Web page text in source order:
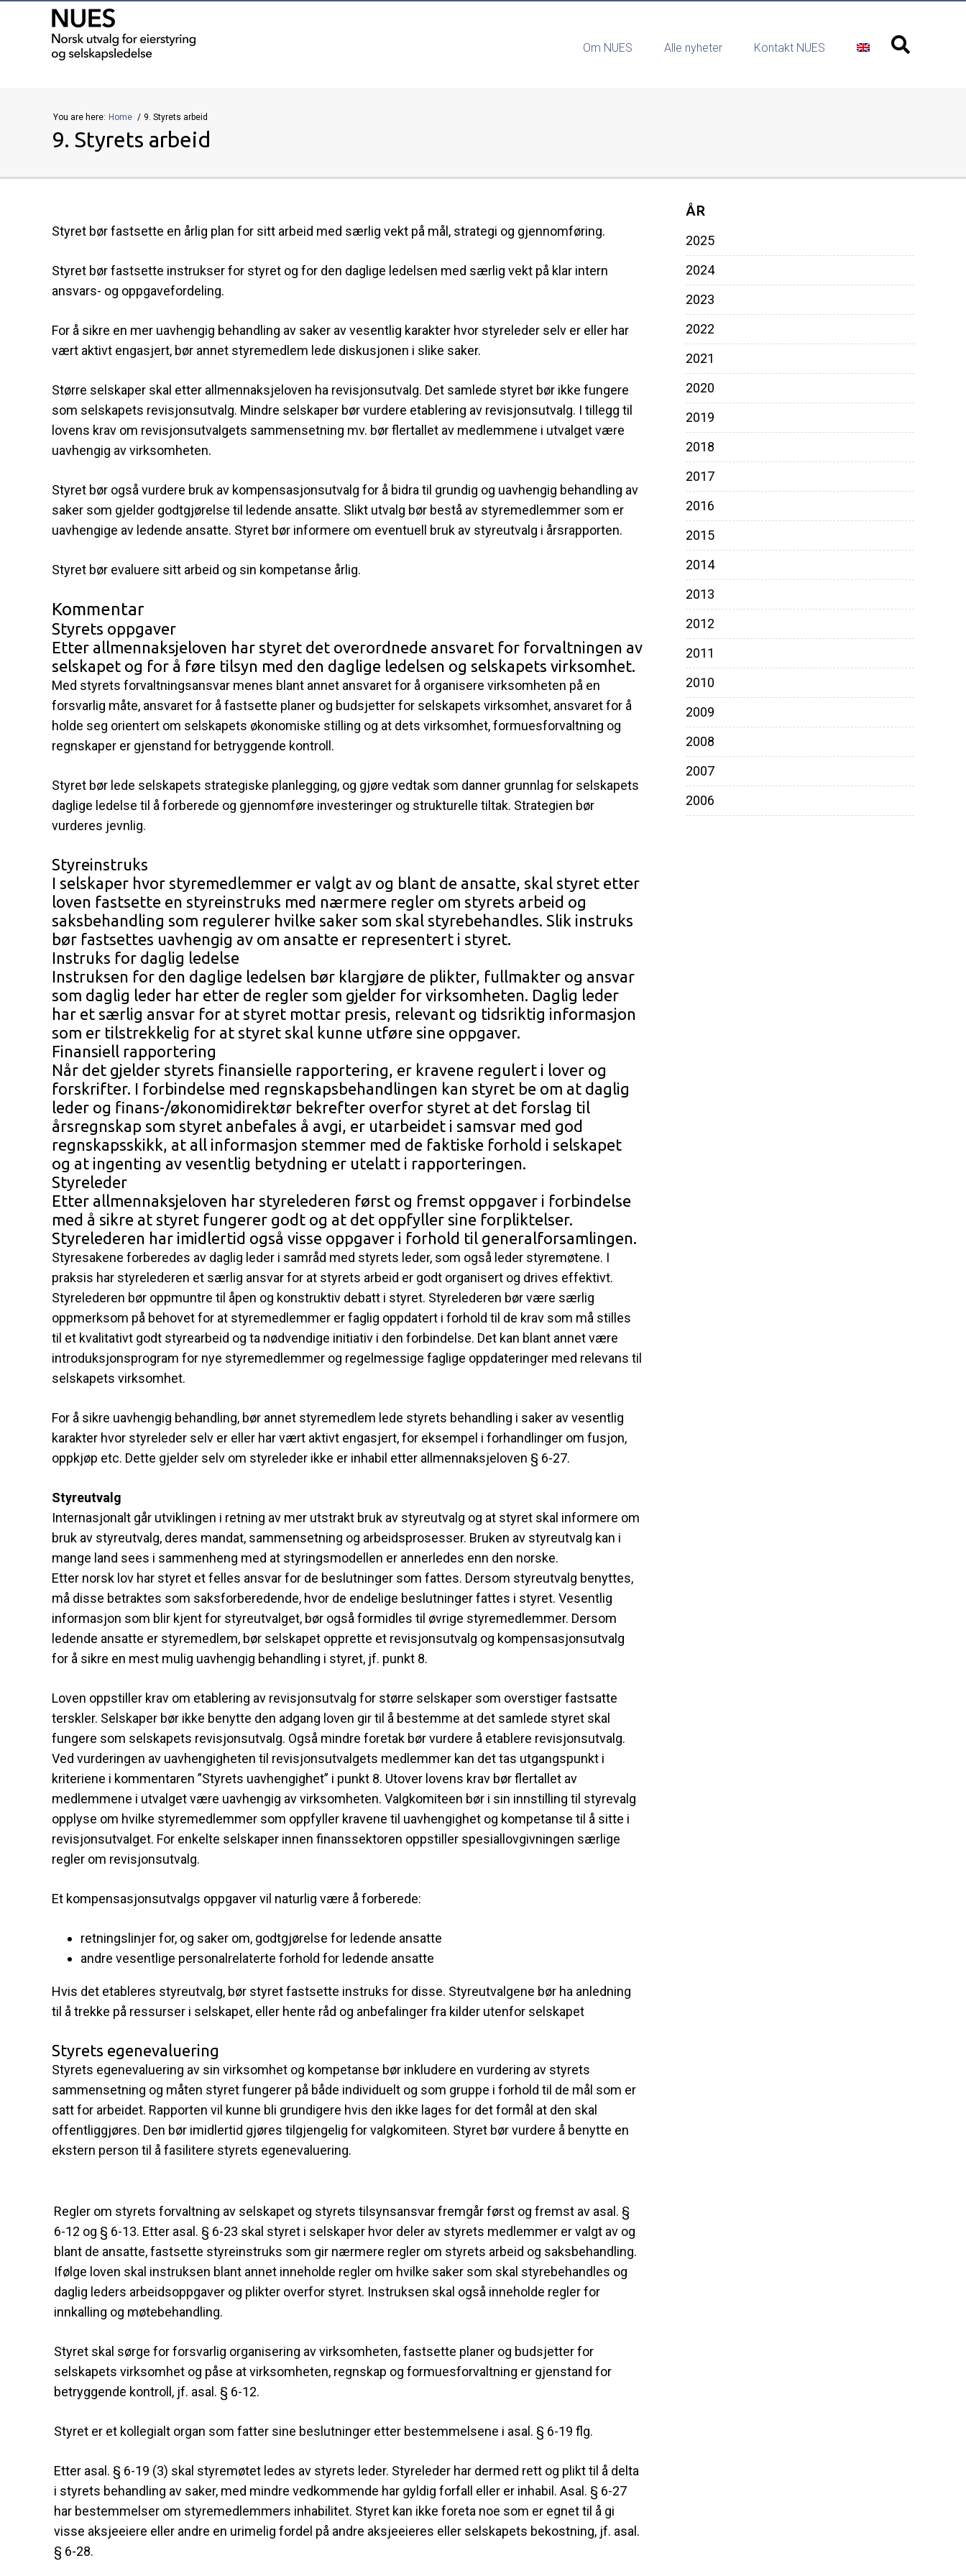
Om NUES Alle nyheter Kontakt NUES
You are here: Home 9. Styrets arbeid
9. Styrets arbeid
Styret bør fastsette en årlig plan for sitt arbeid med særlig vekt på mål, strategi og gjennomføring.
Styret bør fastsette instrukser for styret og for den daglige ledelsen med særlig vekt på klar intern
ansvars- og oppgavefordeling.
For å sikre en mer uavhengig behandling av saker av vesentlig karakter hvor styreleder selv er eller har
vært aktivt engasjert, bør annet styremedlem lede diskusjonen i slike saker.
Større selskaper skal etter allmennaksjeloven ha revisjonsutvalg. Det samlede styret bør ikke fungere
som selskapets revisjonsutvalg. Mindre selskaper bør vurdere etablering av revisjonsutvalg. I tillegg til
lovens krav om revisjonsutvalgets sammensetning mv. bør flertallet av medlemmene i utvalget være
uavhengig av virksomheten.
Styret bør også vurdere bruk av kompensasjonsutvalg for å bidra til grundig og uavhengig behandling av
saker som gjelder godtgjørelse til ledende ansatte. Slikt utvalg bør bestå av styremedlemmer som er
uavhengige av ledende ansatte. Styret bør informere om eventuell bruk av styreutvalg i årsrapporten.
Styret bør evaluere sitt arbeid og sin kompetanse årlig.
Kommentar
Styrets oppgaver
Etter allmennaksjeloven har styret det overordnede ansvaret for forvaltningen av
selskapet og for å føre tilsyn med den daglige ledelsen og selskapets virksomhet.
Med styrets forvaltningsansvar menes blant annet ansvaret for å organisere virksomheten på en
forsvarlig måte, ansvaret for å fastsette planer og budsjetter for selskapets virksomhet, ansvaret for å
holde seg orientert om selskapets økonomiske stilling og at dets virksomhet, formuesforvaltning og
regnskaper er gjenstand for betryggende kontroll.
Styret bør lede selskapets strategiske planlegging, og gjøre vedtak som danner grunnlag for selskapets
daglige ledelse til å forberede og gjennomføre investeringer og strukturelle tiltak. Strategien bør
vurderes jevnlig.
Styreinstruks
I selskaper hvor styremedlemmer er valgt av og blant de ansatte, skal styret etter
loven fastsette en styreinstruks med nærmere regler om styrets arbeid og
saksbehandling som regulerer hvilke saker som skal styrebehandles. Slik instruks
bør fastsettes uavhengig av om ansatte er representert i styret.
Instruks for daglig ledelse
Instruksen for den daglige ledelsen bør klargjøre de plikter, fullmakter og ansvar
som daglig leder har etter de regler som gjelder for virksomheten. Daglig leder
har et særlig ansvar for at styret mottar presis, relevant og tidsriktig informasjon
som er tilstrekkelig for at styret skal kunne utføre sine oppgaver.
Finansiell rapportering
Når det gjelder styrets finansielle rapportering, er kravene regulert i lover og
forskrifter. I forbindelse med regnskapsbehandlingen kan styret be om at daglig
leder og finans-/økonomidirektør bekrefter overfor styret at det forslag til
årsregnskap som styret anbefales å avgi, er utarbeidet i samsvar med god
regnskapsskikk, at all informasjon stemmer med de faktiske forhold i selskapet
og at ingenting av vesentlig betydning er utelatt i rapporteringen.
Styreleder
Etter allmennaksjeloven har styrelederen først og fremst oppgaver i forbindelse
med å sikre at styret fungerer godt og at det oppfyller sine forpliktelser.
Styrelederen har imidlertid også visse oppgaver i forhold til generalforsamlingen.
Styresakene forberedes av daglig leder i samråd med styrets leder, som også leder styremøtene. I
praksis har styrelederen et særlig ansvar for at styrets arbeid er godt organisert og drives effektivt.
Styrelederen bør oppmuntre til åpen og konstruktiv debatt i styret. Styrelederen bør være særlig
oppmerksom på behovet for at styremedlemmer er faglig oppdatert i forhold til de krav som må stilles
til et kvalitativt godt styrearbeid og ta nødvendige initiativ i den forbindelse. Det kan blant annet være
introduksjonsprogram for nye styremedlemmer og regelmessige faglige oppdateringer med relevans til
selskapets virksomhet.
For å sikre uavhengig behandling, bør annet styremedlem lede styrets behandling i saker av vesentlig
karakter hvor styreleder selv er eller har vært aktivt engasjert, for eksempel i forhandlinger om fusjon,
oppkjøp etc. Dette gjelder selv om styreleder ikke er inhabil etter allmennaksjeloven § 6-27.
Styreutvalg
Internasjonalt går utviklingen i retning av mer utstrakt bruk av styreutvalg og at styret skal informere om
bruk av styreutvalg, deres mandat, sammensetning og arbeidsprosesser. Bruken av styreutvalg kan i
mange land sees i sammenheng med at styringsmodellen er annerledes enn den norske.
Etter norsk lov har styret et felles ansvar for de beslutninger som fattes. Dersom styreutvalg benyttes,
må disse betraktes som saksforberedende, hvor de endelige beslutninger fattes i styret. Vesentlig
informasjon som blir kjent for styreutvalget, bør også formidles til øvrige styremedlemmer. Dersom
ledende ansatte er styremedlem, bør selskapet opprette et revisjonsutvalg og kompensasjonsutvalg
for å sikre en mest mulig uavhengig behandling i styret, jf. punkt 8.
Loven oppstiller krav om etablering av revisjonsutvalg for større selskaper som overstiger fastsatte
terskler. Selskaper bør ikke benytte den adgang loven gir til å bestemme at det samlede styret skal
fungere som selskapets revisjonsutvalg. Også mindre foretak bør vurdere å etablere revisjonsutvalg.
Ved vurderingen av uavhengigheten til revisjonsutvalgets medlemmer kan det tas utgangspunkt i
kriteriene i kommentaren ”Styrets uavhengighet” i punkt 8. Utover lovens krav bør flertallet av
medlemmene i utvalget være uavhengig av virksomheten. Valgkomiteen bør i sin innstilling til styrevalg
opplyse om hvilke styremedlemmer som oppfyller kravene til uavhengighet og kompetanse til å sitte i
revisjonsutvalget. For enkelte selskaper innen finanssektoren oppstiller spesiallovgivningen særlige
regler om revisjonsutvalg.
Et kompensasjonsutvalgs oppgaver vil naturlig være å forberede:
retningslinjer for, og saker om, godtgjørelse for ledende ansatte
andre vesentlige personalrelaterte forhold for ledende ansatte
Hvis det etableres styreutvalg, bør styret fastsette instruks for disse. Styreutvalgene bør ha anledning
til å trekke på ressurser i selskapet, eller hente råd og anbefalinger fra kilder utenfor selskapet
Styrets egenevaluering
Styrets egenevaluering av sin virksomhet og kompetanse bør inkludere en vurdering av styrets
sammensetning og måten styret fungerer på både individuelt og som gruppe i forhold til de mål som er
satt for arbeidet. Rapporten vil kunne bli grundigere hvis den ikke lages for det formål at den skal
offentliggjøres. Den bør imidlertid gjøres tilgjengelig for valgkomiteen. Styret bør vurdere å benytte en
ekstern person til å fasilitere styrets egenevaluering.
Regler om styrets forvaltning av selskapet og styrets tilsynsansvar fremgår først og fremst av asal. §
6-12 og § 6-13. Etter asal. § 6-23 skal styret i selskaper hvor deler av styrets medlemmer er valgt av og
blant de ansatte, fastsette styreinstruks som gir nærmere regler om styrets arbeid og saksbehandling.
Ifølge loven skal instruksen blant annet inneholde regler om hvilke saker som skal styrebehandles og
daglig leders arbeidsoppgaver og plikter overfor styret. Instruksen skal også inneholde regler for
innkalling og møtebehandling.
Styret skal sørge for forsvarlig organisering av virksomheten, fastsette planer og budsjetter for
selskapets virksomhet og påse at virksomheten, regnskap og formuesforvaltning er gjenstand for
betryggende kontroll, jf. asal. § 6-12.
Styret er et kollegialt organ som fatter sine beslutninger etter bestemmelsene i asal. § 6-19 flg.
Etter asal. § 6-19 (3) skal styremøtet ledes av styrets leder. Styreleder har dermed rett og plikt til å delta
i styrets behandling av saker, med mindre vedkommende har gyldig forfall eller er inhabil. Asal. § 6-27
har bestemmelser om styremedlemmers inhabilitet. Styret kan ikke foreta noe som er egnet til å gi
visse aksjeeiere eller andre en urimelig fordel på andre aksjeeieres eller selskapets bekostning, jf. asal.
§ 6-28.
ÅR
2025
2024
2023
2022
2021
2020
2019
2018
2017
2016
2015
2014
2013
2012
2011
2010
2009
2008
2007
2006